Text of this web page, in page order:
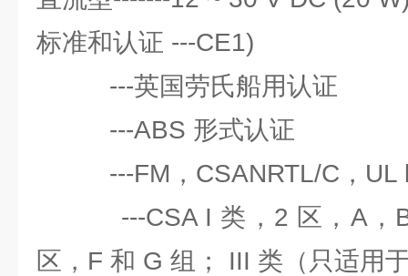
标准和认证 ---CE1)
---英国劳氏船用认证
---ABS 形式认证
---FM，CSANRTL/C，UL
---CSA I 类，2 区，A，B
区，F 和 G 组； III 类（只适用